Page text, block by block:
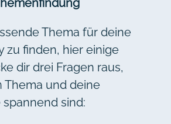
Thema für deine
zu finden, hier einige
dir drei Fragen raus,
Thema und deine
sind: